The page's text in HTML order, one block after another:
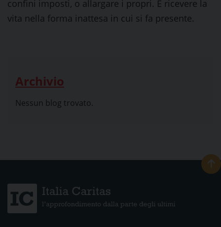
confini imposti, o allargare i propri. E ricevere la
vita nella forma inattesa in cui si fa presente.
Archivio
Nessun blog trovato.